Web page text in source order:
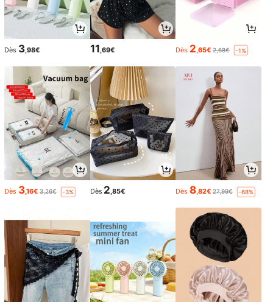
Dès 3,98€ 11 ,69€ Dès 2 ,65€ 2,68€ -1%
Dès 3,16€ 3,26€ -3% Dès 2,85€ Dès 8,82€ 27,99€ -68%